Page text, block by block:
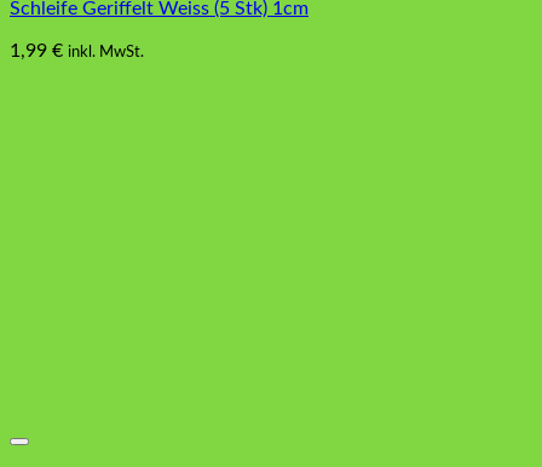
Schleife Geriffelt Weiss (5 Stk) 1cm
1,99 € inkl. MwSt.